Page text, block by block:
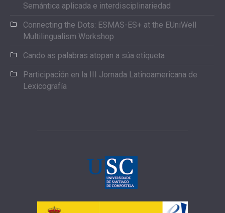
Semántica aplicada e interdisciplinariedad
Connecting the Dots: ESMAS-ES+ at the EUniWell
Multilingualism Workshop
Cando as palabras atopan a súa etiqueta
Participación en la III Jornada Latinoamericana de
Lexicografía